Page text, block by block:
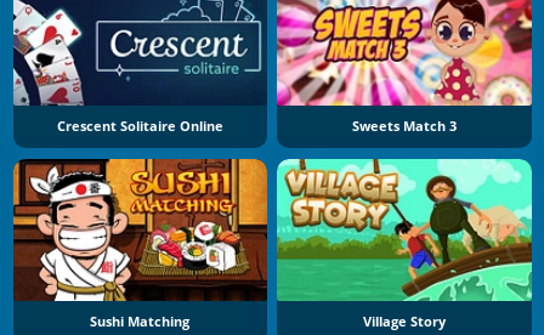
Crescent Solitaire Online Sweets Match 3
Sushi Matching Village Story